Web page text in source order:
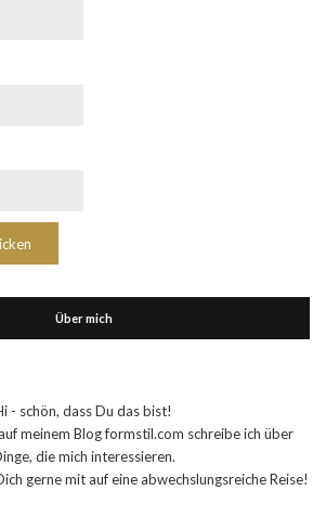
Über mich
- schön, dass Du das bist!
meinem Blog formstil.com schreibe ich über
die mich interessieren.
gerne mit auf eine abwechslungsreiche Reise!